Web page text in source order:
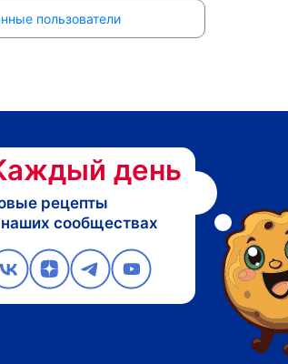
пользователи
день
рецепты
наших сообществах